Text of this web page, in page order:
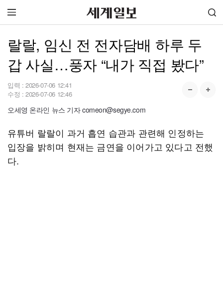
랄랄, 임신 전 전자담배 하루 두
갑 사실…풍자 “내가 직접 봤다”
입력 : 2026-07-06 12:41
수정 : 2026-07-06 12:46
오세영 온라인 뉴스 기자 comeon@segye.com
유튜버 랄랄이 과거 흡연 습관과 관련해 인정하는
입장을 밝히며 현재는 금연을 이어가고 있다고 전했
다.